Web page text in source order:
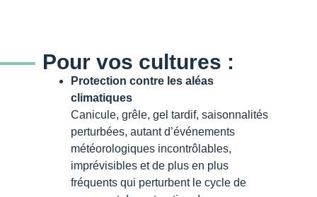
Pour vos cultures :
Protection contre les aléas
climatiques
Canicule, grêle, gel tardif, saisonnalités
perturbées, autant d’événements
météorologiques incontrôlables,
imprévisibles et de plus en plus
fréquents qui perturbent le cycle de